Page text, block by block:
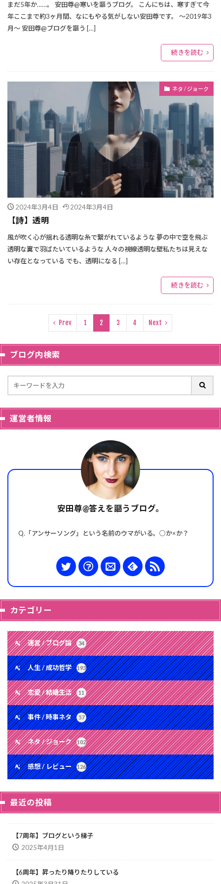
まだ5年か……。 安田尊@寒いを謳うブログ。 こんにちは、寒すぎて今
年ここまで約3ヶ月間、なにもやる気がしない安田尊です。 ～2019年3
月～ 安田尊@ブログを謳う […]
続きを読む
ネタ / ジョーク
2024年3月4日 2024年3月4日
【詩】透明
風が吹く心が揺れる透明な糸で繋がれているような 夢の中で空を飛ぶ
透明な翼で羽ばたいているような 人々の視線透明な壁私たちは見えな
い存在となっている でも、透明になる […]
続きを読む
Prev 1 2 3 4 Next
ブログ内検索
運営者情報
安田尊@答えを謳うブログ。
Q.「アンサーソング」という名前のウマがいる。○か×か？
カテゴリー
運営 / ブログ論 34
人生 / 成功哲学 193
恋愛 / 結婚生活 11
事件 / 時事ネタ 57
ネタ / ジョーク 102
感想 / レビュー 126
最近の投稿
【7周年】ブログという梯子
2025年4月1日
【6周年】昇ったり降りたりしている